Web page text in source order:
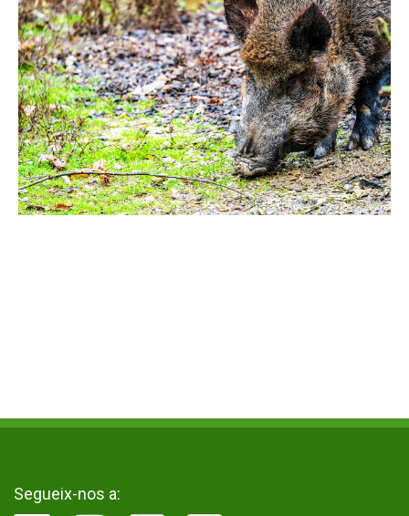
Segueix-nos a: